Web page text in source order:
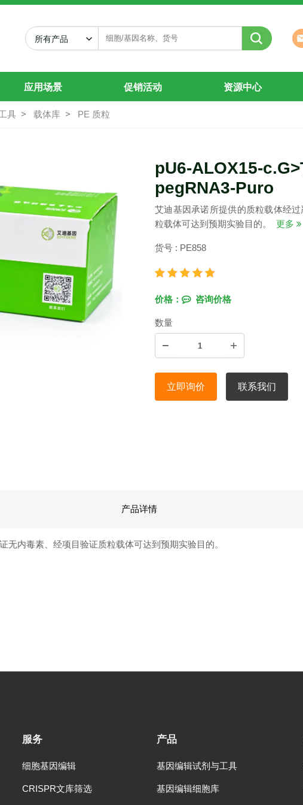
所有产品
应用场景 促销活动 资源中心
具 载体库 PE 质粒
pU6-ALOX15-
pegRNA3-Puro
艾迪基因承诺所提供的质粒载体经
粒载体可达到预期实验目的。
更多
货号 : PE858
价格： 咨询价格
数量
立即询价 联系我们
产品详情
内毒素、经项目验证质粒载体可达到预期实验目的。
服务
细胞基因编辑
CRISPR文库筛选
产品
基因编辑试剂与工具
基因编辑细胞库